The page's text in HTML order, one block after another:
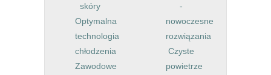
skóry
Optymalna
technologia
chłodzenia
Zawodowe
-
nowoczesne
rozwiązania
Czyste
powietrze